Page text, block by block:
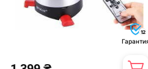
12